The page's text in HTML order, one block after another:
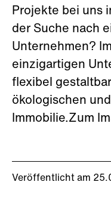
Veröffentlicht am
Projekte bei uns
der Suche nach
Unternehmen?
einzigartigen
flexibel
ökologischen
Immobilie.Zum